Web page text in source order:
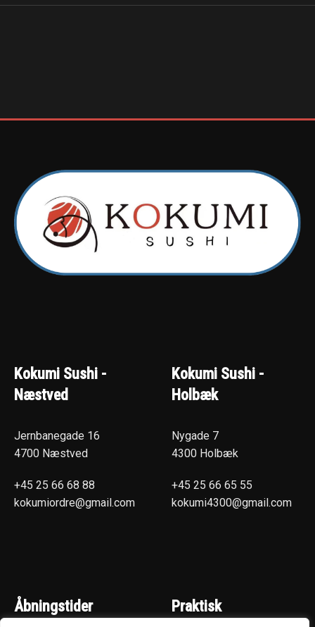
Kokumi Sushi -
Næstved
Jernbanegade 16
4700 Næstved
+45 25 66 68 88
kokumiordre@gmail.com
Kokumi Sushi -
Holbæk
Nygade 7
4300 Holbæk
+45 25 66 65 55
kokumi4300@gmail.com
Åbningstider Praktisk